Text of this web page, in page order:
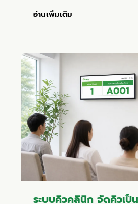
อ่านเพิ่มเติม
ระบบคิวคลินิก จัดคิวเป็